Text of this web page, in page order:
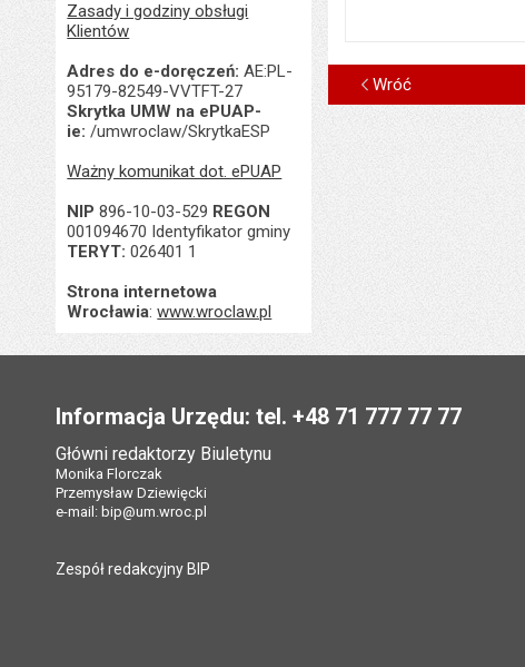
Zasady i godziny obsługi
Klientów
Adres do e-doręczeń: AE:PL-
95179-82549-VVTFT-27
Skrytka UMW na ePUAP-
ie: /umwroclaw/SkrytkaESP
Ważny komunikat dot. ePUAP
NIP 896-10-03-529 REGON
001094670 Identyfikator gminy
TERYT: 026401 1
Strona internetowa
Wrocławia:www.wroclaw.pl
Wróć
Informacja Urzędu: tel. +48 71 777 77 77
Główni redaktorzy Biuletynu
Monika Florczak
Przemysław Dziewięcki
e-mail: bip@um.wroc.pl
Zespół redakcyjny BIP